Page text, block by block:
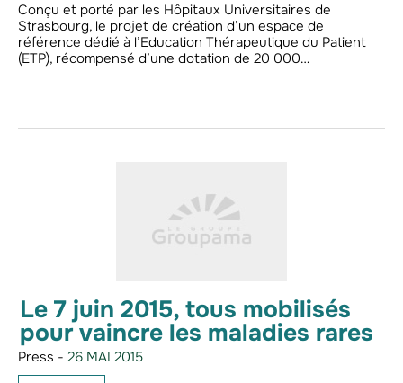
Conçu et porté par les Hôpitaux Universitaires de
Strasbourg, le projet de création d’un espace de
référence dédié à l’Education Thérapeutique du Patient
(ETP), récompensé d’une dotation de 20 000…
Le 7 juin 2015, tous mobilisés
pour vaincre les maladies rares
Press - 26 MAI 2015